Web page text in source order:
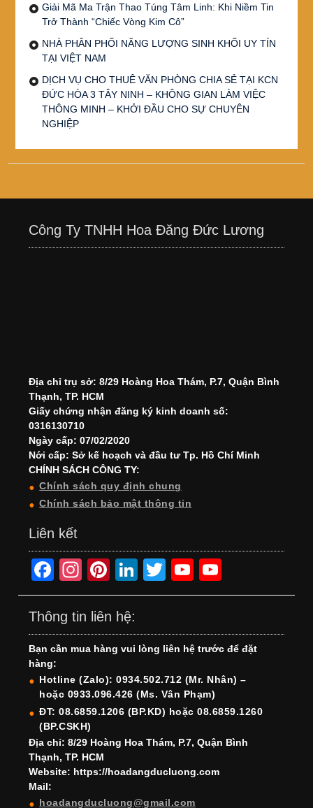
Giải Mã Ma Trận Thao Túng Tâm Linh: Khi Niềm Tin
Trở Thành “Chiếc Vòng Kim Cô”
NHÀ PHÂN PHỐI NĂNG LƯỢNG SINH KHỐI UY TÍN
TẠI VIỆT NAM
DỊCH VỤ CHO THUÊ VĂN PHÒNG CHIA SẺ TẠI KCN
ĐỨC HÒA 3 TÂY NINH – KHÔNG GIAN LÀM VIỆC
THÔNG MINH – KHỞI ĐẦU CHO SỰ CHUYÊN
NGHIỆP
Công Ty TNHH Hoa Đăng Đức Lương
Địa chỉ trụ sở: 8/29 Hoàng Hoa Thám, P.7, Quận Bình
Thạnh, TP. HCM
Giấy chứng nhận đăng ký kinh doanh số:
0316130710
Ngày cấp: 07/02/2020
Nới cấp: Sở kế hoạch và đầu tư Tp. Hồ Chí Minh
CHÍNH SÁCH CÔNG TY:
Chính sách quy định chung
Chính sách bảo mật thông tin
Liên kết
F
a
c
e
b
o
o
k
In
st
a
gr
a
m
Pi
nt
er
e
st
Li
n
e
dI
n
T
wi
er
Y
o
T
u
b
e
o
T
u
b
e
h
Thông tin liên hệ:
Bạn cần mua hàng vui lòng liên hệ trước để đặt
hàng:
Hotline (Zalo): 0934.502.712 (Mr. Nhân) –
hoặc 0933.096.426 (Ms. Vân Phạm)
ĐT: 08.6859.1206 (BP.KD) hoặc 08.6859.1260
(BP.CSKH)
Địa chỉ: 8/29 Hoàng Hoa Thám, P.7, Quận Bình
Thạnh, TP. HCM
Website: https://hoadangducluong.com
Mail:
hoadangducluong@gmail.com